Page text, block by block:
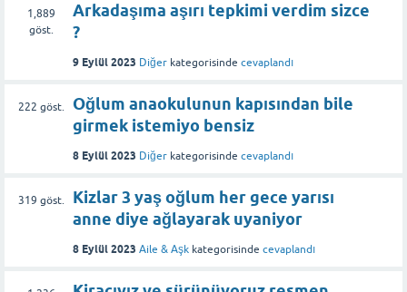
1,889
göst.
Arkadaşıma aşırı tepkimi verdim sizce
?
9 Eylül 2023 Diğer kategorisinde cevaplandı
222 göst.
Oğlum anaokulunun kapısından bile
girmek istemiyo bensiz
8 Eylül 2023 Diğer kategorisinde cevaplandı
319 göst.
Kizlar 3 yaş oğlum her gece yarısı
anne diye ağlayarak uyaniyor
8 Eylül 2023 Aile & Aşk kategorisinde cevaplandı